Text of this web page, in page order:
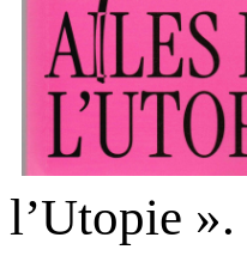
l’Utopie ».